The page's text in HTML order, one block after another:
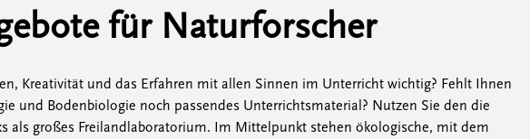
für Naturforscher
Kreativität und das Erfahren mit allen Sinnen im Unterricht wichtig? Fehlt Ihnen
und Bodenbiologie noch passendes Unterrichtsmaterial? Nutzen Sie den die
als großes Freilandlaboratorium. Im Mittelpunkt stehen ökologische, mit dem